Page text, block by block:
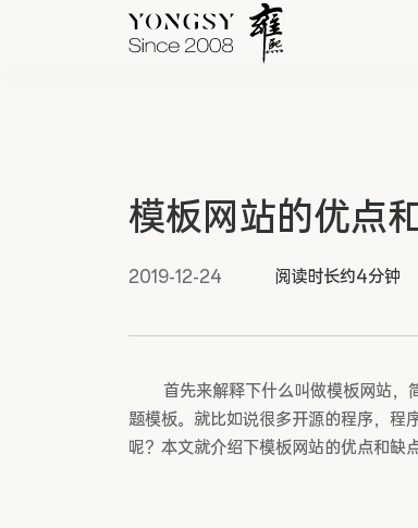
新能源案例
我们的业务
模板网站的优点
2019-12-24 阅读时长约4分钟
首先来解释下什么叫做模板网站，
题模板。就比如说很多开源的程序，程
呢？本文就介绍下模板网站的优点和缺